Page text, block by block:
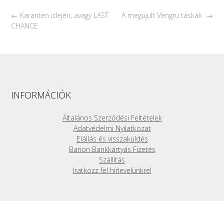
Post
navigation
A megújult Vengru táskák →
← Karantén idején, avagy LAST
CHANCE
INFORMÁCIÓK
Általános Szerződési Feltételek
Adatvédelmi Nyilatkozat
Elállás és visszaküldés
Barion Bankkártyás Fizetés
Szállítás
Iratkozz fel hírlevelünkre!